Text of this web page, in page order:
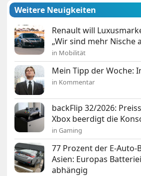
Weitere Neuigkeiten
Renault will
„Wir sind mehr Nische
in Mobilität
Mein Tipp der Woche:
in Kommentar
backFlip 32/2026:
Xbox beerdigt die
in Gaming
77 Prozent der E-Auto-
Asien: Europas
abhängig